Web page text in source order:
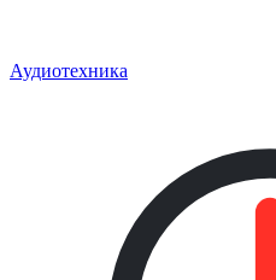
Аудиотехника